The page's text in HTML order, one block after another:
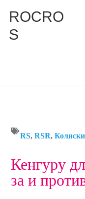
ROCRO
S
RS,RSR,
Кенгуру
за и